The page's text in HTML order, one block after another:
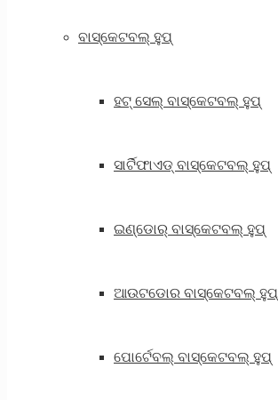
ବାସ୍କେଟବଲ୍ ହୁପ୍
ହଟ୍ ସେଲ୍ ବାସ୍କେଟବଲ୍ ହୁପ୍
ସାର୍ଟିଫାଏଡ୍ ବାସ୍କେଟବଲ୍ ହୁପ୍
ଇଣ୍ଡୋର୍ ବାସ୍କେଟବଲ୍ ହୁପ୍
ଆଉଟଡୋର ​​ବାସ୍କେଟବଲ୍ ହୁପ୍
ପୋର୍ଟେବଲ୍ ବାସ୍କେଟବଲ୍ ହୁପ୍